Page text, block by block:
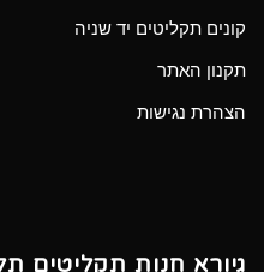
קונים תקליטים יד שניה
תקנון האתר
הצהרת נגישות
גיורא חנות תקליטים